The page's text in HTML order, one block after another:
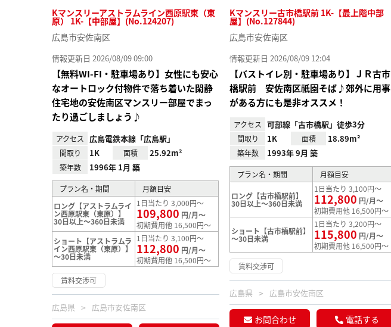
Kマンスリーアストラムライン西原駅東（東
原） 1K-【中部屋】(No.124207)
広島市安佐南区
情報更新日 2026/08/09 09:00
【無料WI-FI・駐車場あり】女性にも安心
なオートロック付物件で落ち着いた閑静
住宅地の安佐南区マンスリー部屋でまっ
たり過ごしましょう♪
アクセス 広島電鉄本線「広島駅」
間取り 1K 面積 25.92m²
築年数 1996年 1月 築
プラン名・期間
月額目安
ロング【アストラムライ
ン西原駅東（東原）】
30日以上～360日未満
1日当たり 3,000円～
109,800 円/月～
初期費用他 16,500円～
ショート【アストラムラ
イン西原駅東（東原）】
～30日未満
1日当たり 3,100円～
112,800 円/月～
初期費用他 16,500円～
賃料交渉可
広島県 広島市安佐南区
Kマンスリー古市橋駅前 1K-【最上階中部
屋】(No.127844)
広島市安佐南区
情報更新日 2026/08/09 12:04
【バストイレ別・駐車場あり】ＪＲ古市
橋駅前 安佐南区祇園そば♪郊外に用事
がある方にも是非オススメ！
アクセス 可部線「古市橋駅」徒歩3分
間取り 1K 面積 18.89m²
築年数 1993年 9月 築
プラン名・期間 月額目安
ロング【古市橋駅前】
30日以上～360日未満
1日当たり 3,100円～
112,800 円/月～
初期費用他 16,500円～
ショート【古市橋駅前】
～30日未満
1日当たり 3,200円～
115,800 円/月～
初期費用他 16,500円～
賃料交渉可
広島県 広島市安佐南区
お問合わせ 電話する